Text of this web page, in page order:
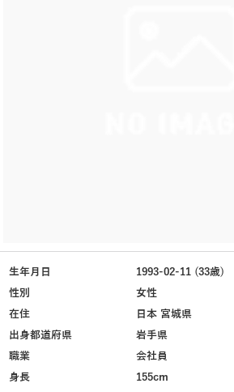
生年月日
1993-02-11 (33歳)
性別
女性
在住
日本 宮城県
出身都道府県
岩手県
職業
会社員
身長
155cm